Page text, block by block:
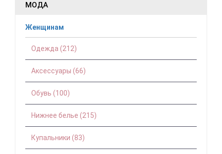
МОДА
Женщинам
Одежда (212)
Аксессуары (66)
Обувь (100)
Нижнее белье (215)
Купальники (83)